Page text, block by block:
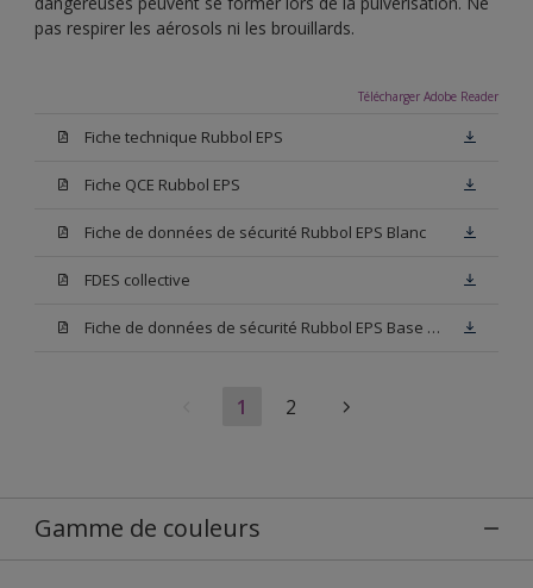
pas respirer les aérosols ni les brouillards.
Télécharger Adobe Reader
Fiche technique Rubbol EPS
Fiche QCE Rubbol EPS
Fiche de données de sécurité Rubbol EPS Blanc
FDES collective
Fiche de données de sécurité Rubbol EPS Base N00
1 2
Gamme de couleurs